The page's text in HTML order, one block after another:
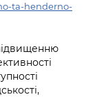
ta-henderno-